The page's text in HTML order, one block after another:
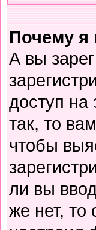
Почему я
А вы
доступ
так, то
чтобы
ли вы
же нет, то